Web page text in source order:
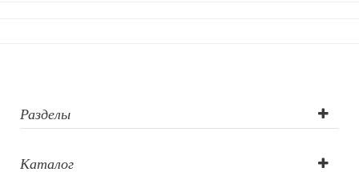
Трафаретная
печать круговая,
Разделы
Каталог